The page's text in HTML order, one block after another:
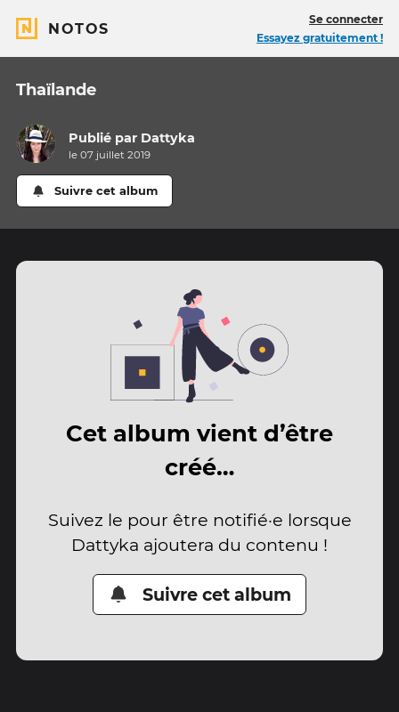
NOTOS
Se connecter
Essayez gratuitement !
Thaïlande
Publié par Dattyka
le 07 juillet 2019
Suivre cet album
Cet album vient d’être
créé…
Suivez le pour être notifié·e lorsque
Dattyka ajoutera du contenu !
Suivre cet album